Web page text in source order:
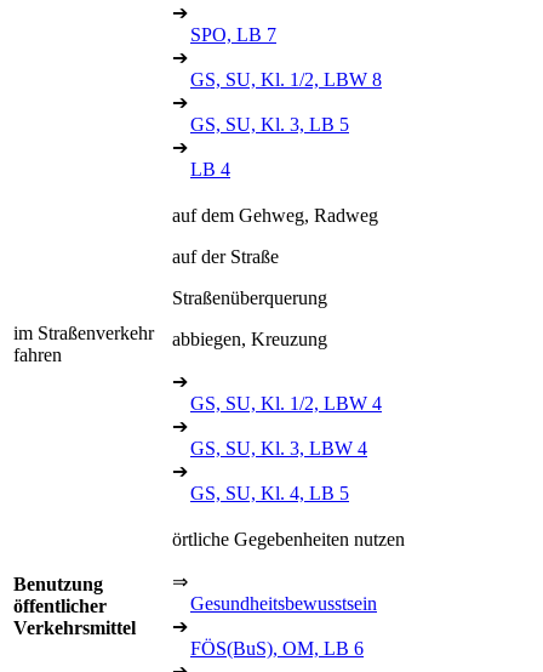
➔
SPO, LB 7
➔
GS, SU, Kl. 1/2, LBW 8
➔
GS, SU, Kl. 3, LB 5
➔
LB 4
im Straßenverkehr
fahren
auf dem Gehweg, Radweg
auf der Straße
Straßenüberquerung
abbiegen, Kreuzung
➔
GS, SU, Kl. 1/2, LBW 4
➔
GS, SU, Kl. 3, LBW 4
➔
GS, SU, Kl. 4, LB 5
Benutzung
öffentlicher
Verkehrsmittel
örtliche Gegebenheiten nutzen
⇒
Gesundheitsbewusstsein
➔
FÖS(BuS), OM, LB 6